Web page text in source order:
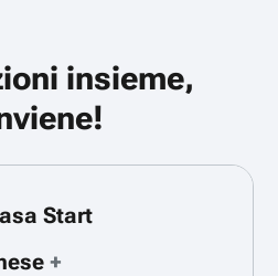
insieme,
Start
+